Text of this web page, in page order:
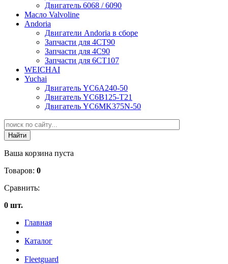
Двигатель 6068 / 6090
Масло Valvoline
Andoria
Двигатели Andoria в сборе
Запчасти для 4CT90
Запчасти для 4С90
Запчасти для 6CT107
WEICHAI
Yuchai
Двигатель YC6A240-50
Двигатель YC6B125-T21
Двигатель YC6MK375N-50
Ваша корзина пуста
Товаров: 0
Сравнить:
0 шт.
Главная
Каталог
Fleetguard